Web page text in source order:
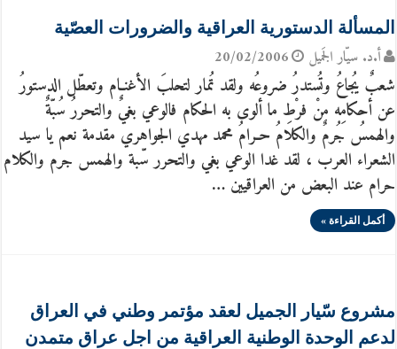
المسألة الدستورية العراقية والضرورات العصّية
أ.د. سيّار الجَميل 20/02/2006
شعبٌ يُجاعُ وتُستدرُ ضروعُه ولقد تُمار لتحلبَ الأغنـام وتعطّل الدستورُ
عن أحكامِه منْ فرْطِ ما ألوى به الحكام فالوعي بغيٌ والتحررُ سُبّةٌ
والهمسُ جُرمٌ والكلامُ حـرامُ محمد مهدي الجواهري مقدمة نعم يا سيد
الشعراء العرب ، لقد غدا الوعي بغي والتحرر سّبة والهمس جرم والكلام
حرام عند البعض من العراقيين …
أكمل القراءة »
مشروع سّيار الجميل لعقد مؤتمر وطني في العراق
لدعم الوحدة الوطنية العراقية من اجل عراق متمدن